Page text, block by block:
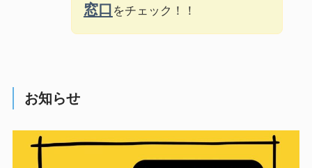
窓口 をチェック！！
お知らせ